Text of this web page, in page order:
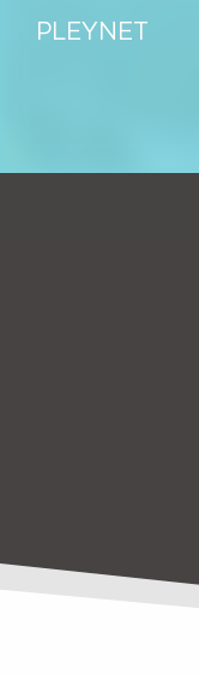
PLEYNET